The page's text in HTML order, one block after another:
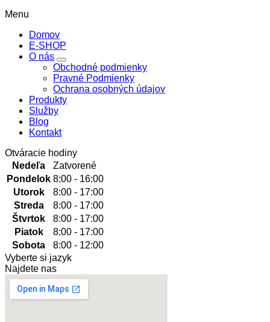
Menu
Domov
E-SHOP
O nás
Obchodné podmienky
Pravné Podmienky
Ochrana osobných údajov
Produkty
Služby
Blog
Kontakt
Otváracie hodiny
Nedeľa
Zatvorené
Pondelok 8:00 - 16:00
Utorok
8:00 - 17:00
Streda
8:00 - 17:00
Štvrtok
8:00 - 17:00
Piatok
8:00 - 17:00
Sobota
8:00 - 12:00
Vyberte si jazyk
Najdete nas